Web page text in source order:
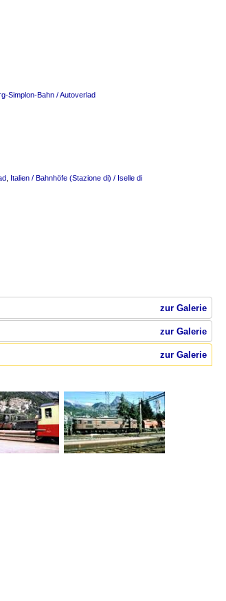
Simplon-Bahn / Autoverlad
Italien / Bahnhöfe (Stazione di) / Iselle di
zur Galerie
zur Galerie
zur Galerie